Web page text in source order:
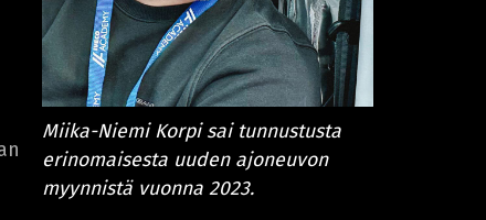
Miika-Niemi Korpi sai tunnustusta
erinomaisesta uuden ajoneuvon
myynnistä vuonna 2023.